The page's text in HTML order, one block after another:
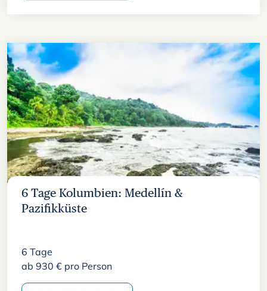
6 Tage Kolumbien: Medellín &
Pazifikküste
6 Tage
ab 930 € pro Person